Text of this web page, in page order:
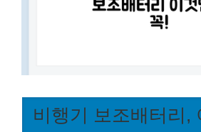
비행기 보조배터리,